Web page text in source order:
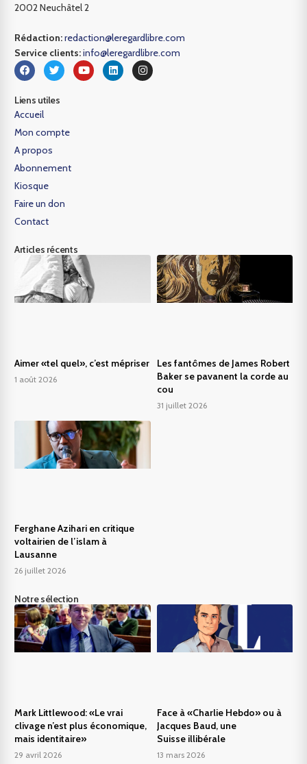
2002 Neuchâtel 2
Rédaction:redaction@leregardlibre.com
Service clients:info@leregardlibre.com
Liens utiles
Accueil
Mon compte
A propos
Abonnement
Kiosque
Faire un don
Contact
Articles récents
Aimer «tel quel», c’est mépriser
1 août 2026
Les fantômes de James Robert
Baker se pavanent la corde au
cou
31 juillet 2026
Ferghane Azihari en critique
voltairien de l’islam à
Lausanne
26 juillet 2026
Notre sélection
Mark Littlewood: «Le vrai
clivage n’est plus économique,
mais identitaire»
29 avril 2026
Face à «Charlie Hebdo» ou à
Jacques Baud, une
Suisse illibérale
13 mars 2026